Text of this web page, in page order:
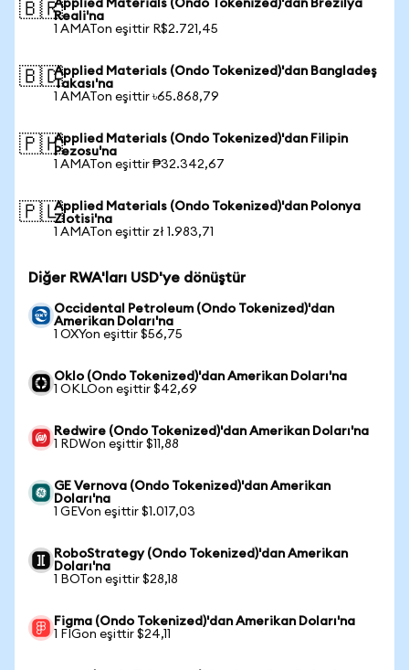
🇧🇷Applied Materials (Ondo Tokenized)'dan Brezilya
Reali'na
1 AMATon eşittir R$2.721,45
🇧🇩Applied Materials (Ondo Tokenized)'dan Bangladeş
Takası'na
1 AMATon eşittir ৳65.868,79
🇵🇭Applied Materials (Ondo Tokenized)'dan Filipin
Pezosu'na
1 AMATon eşittir ₱32.342,67
🇵🇱Applied Materials (Ondo Tokenized)'dan Polonya
Zlotisi'na
1 AMATon eşittir zł 1.983,71
Diğer RWA'ları USD'ye dönüştür
Occidental Petroleum (Ondo Tokenized)'dan
Amerikan Doları'na
1 OXYon eşittir $56,75
Oklo (Ondo Tokenized)'dan Amerikan Doları'na
1 OKLOon eşittir $42,69
Redwire (Ondo Tokenized)'dan Amerikan Doları'na
1 RDWon eşittir $11,88
GE Vernova (Ondo Tokenized)'dan Amerikan
Doları'na
1 GEVon eşittir $1.017,03
RoboStrategy (Ondo Tokenized)'dan Amerikan
Doları'na
1 BOTon eşittir $28,18
Figma (Ondo Tokenized)'dan Amerikan Doları'na
1 FIGon eşittir $24,11